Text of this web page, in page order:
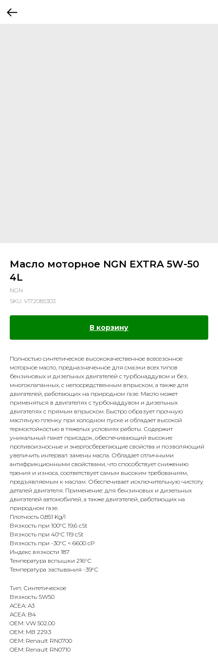
Масло моторное NGN EXTRA 5W-50
4L
NGN
SKU: V172085303
В корзину
Полностью синтетическое высококачественное всесезонное
моторное масло, предназначенное для смазки всех типов
бензиновых и дизельных двигателей с турбонаддувом и без,
многоклапанных, с непосредственным впрыском, а также для
двигателей, работающих на природном газе. Масло может
применяться в двигателях с турбонаддувом и дизельных
двигателях с прямым впрыском. Быстро образует прочную
масляную пленку при холодном пуске и обладает высокой
термостойкостью в тяжелых условиях работы. Содержит
уникальный пакет присадок, обеспечивающий высокие
противоизносные и энергосберегающие свойства и позволяющий
увеличить интервал замены масла. Обладает отличными
антифрикционными свойствами, что способствует снижению
трения и износа, соответствует самым высоким требованиям,
предъявляемым к маслам. Обеспечивает исключительную чистоту
деталей двигателя. Применение: для бензиновых и дизельных
двигателей автомобилей, а также двигателей, работающих на
природном газе.
Плотность 0,851 Kg/l
Вязкость при 100°С 19,6 cSt
Вязкость при 40°С 119 cSt
Вязкость при -30°С < 6600 cP
Индекс вязкости 187
Температура вспышки 216°С
Температура застывания -39°С
Тип: Синтетическое
Вязкость: 5W50
ACEA: A3
ACEA: B4
OEM: VW 502.00
OEM: MB 229.3
OEM: Renault RN0700
OEM: Renault RN0710